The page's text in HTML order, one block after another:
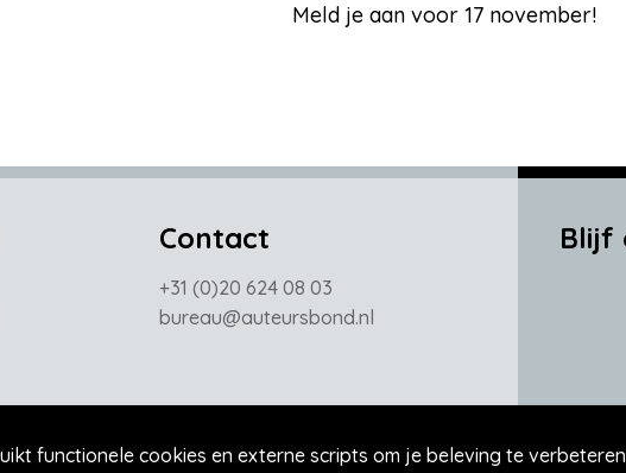
functionele cookies en externe scripts om je beleving te
Meld je aan voor 17 november!
Contact
+31 (0)20 624 08 03
bureau@auteursbond.nl
Blijf
Nieuws Agenda Auteurs Kennisbank AI = Jatwerk